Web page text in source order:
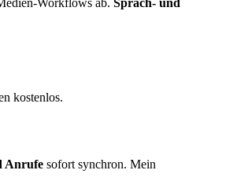
Workflows ab. Sprach- und
kostenlos.
Anrufe sofort synchron. Mein